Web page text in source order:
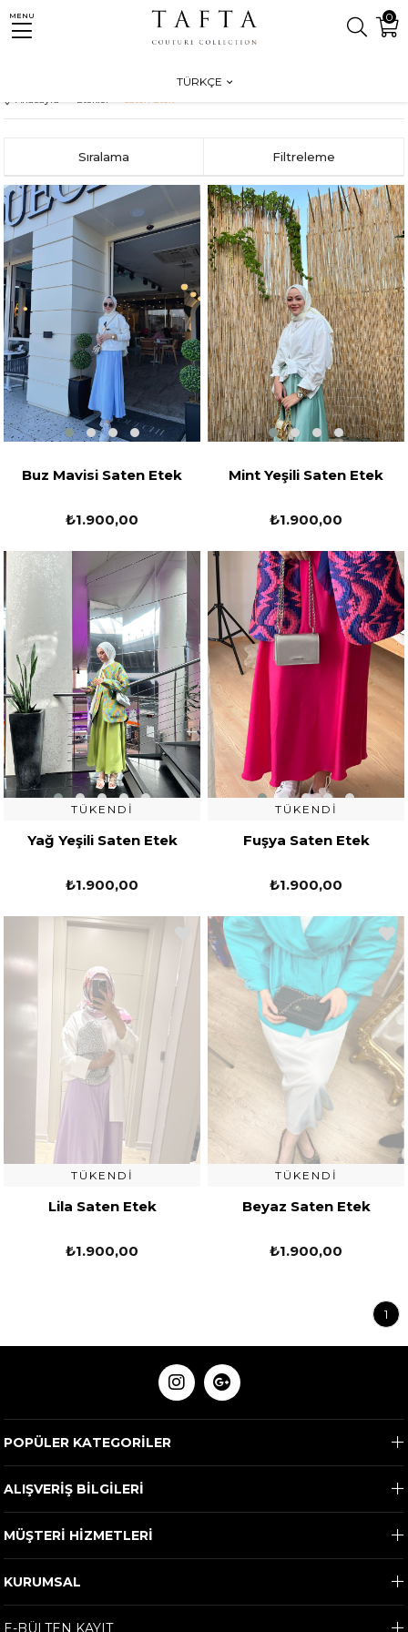
0
MENU
TÜRKÇE
Anasayfa Etekler Saten Etek
Filtreleme
Sıralama
Buz Mavisi Saten Etek
₺1.900,00
Mint Yeşili Saten Etek
₺1.900,00
TÜKENDI
Yağ Yeşili Saten Etek
₺1.900,00
TÜKENDI
Fuşya Saten Etek
₺1.900,00
TÜKENDI
Lila Saten Etek
₺1.900,00
TÜKENDI
Beyaz Saten Etek
₺1.900,00
1
POPÜLER KATEGORİLER
ALIŞVERİŞ BİLGİLERİ
MÜŞTERİ HİZMETLERİ
KURUMSAL
E-BÜLTEN KAYIT